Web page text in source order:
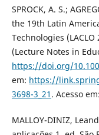
SPROCK, A. S.;
the 19th Latin
Technologies
(Lecture Notes in
https://doi.org/
em: https://
3698-3_21 . Acesso
MALLOY-DINIZ,